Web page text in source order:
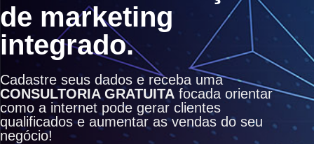
de marketing
integrado.
Cadastre seus dados e receba uma
CONSULTORIA GRATUITA focada orientar
como a internet pode gerar clientes
qualificados e aumentar as vendas do seu
negócio!